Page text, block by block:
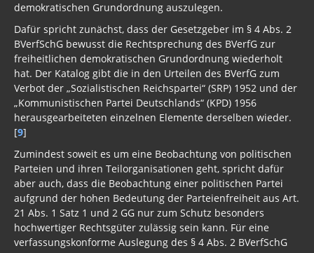
demokratischen Grundordnung auszulegen.
Dafür spricht zunächst, dass der Gesetzgeber im § 4 Abs. 2
BVerfSchG bewusst die Rechtsprechung des BVerfG zur
freiheitlichen demokratischen Grundordnung wiederholt
hat. Der Katalog gibt die in den Urteilen des BVerfG zum
Verbot der „Sozialistischen Reichspartei“ (SRP) 1952 und der
„Kommunistischen Partei Deutschlands“ (KPD) 1956
herausgearbeiteten einzelnen Elemente derselben wieder.
[9]
Zumindest soweit es um eine Beobachtung von politischen
Parteien und ihren Teilorganisationen geht, spricht dafür
aber auch, dass die Beobachtung einer politischen Partei
aufgrund der hohen Bedeutung der Parteienfreiheit aus Art.
21 Abs. 1 Satz 1 und 2 GG nur zum Schutz besonders
hochwertiger Rechtsgüter zulässig sein kann. Für eine
verfassungskonforme Auslegung des § 4 Abs. 2 BVerfSchG